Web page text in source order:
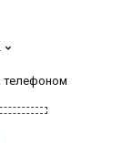
телефоном